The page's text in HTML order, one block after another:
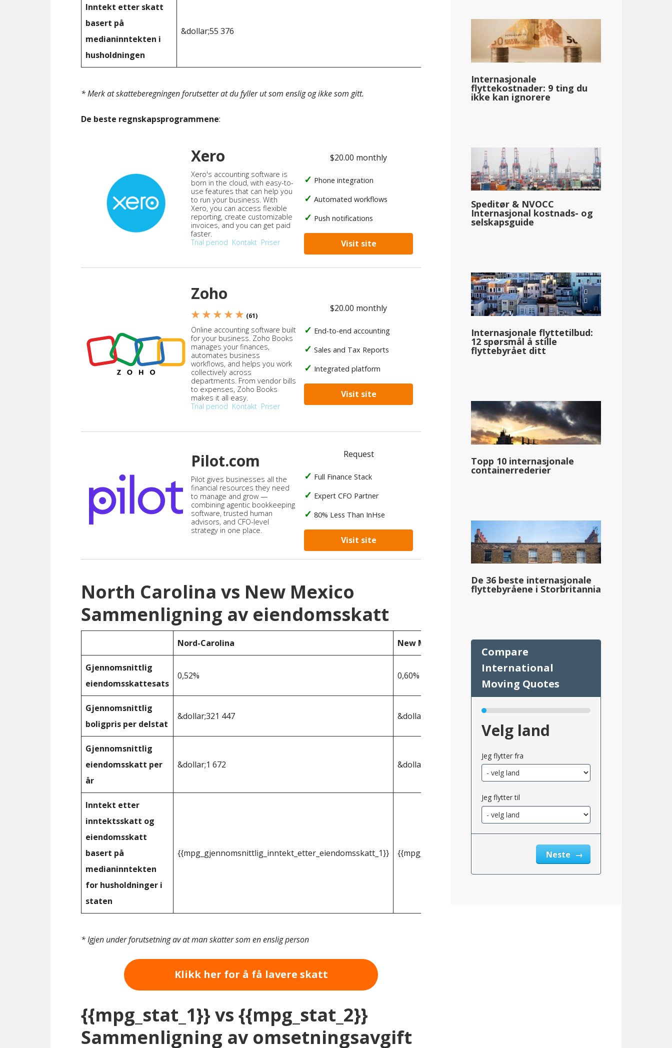
Inntekt etter skatt
basert på
medianinntekten i
husholdningen
&dollar;55 376
* Merk at skatteberegningen forutsetter at du fyller ut som enslig og ikke som gitt.
De beste regnskapsprogrammene:
Xero
Xero's accounting software is
born in the cloud, with easy-to-
use features that can help you
to run your business. With
Xero, you can access flexible
reporting, create customizable
invoices, and you can get paid
faster.
Trial period Kontakt Priser
$20.00 monthly
Phone integration
Automated workflows
Push notifications
Visit site
Zoho
★ ★ ★ ★ ★ (61)
Online accounting software built
for your business. Zoho Books
manages your finances,
automates business
workflows, and helps you work
collectively across
departments. From vendor bills
to expenses, Zoho Books
makes it all easy.
Trial period Kontakt Priser
$20.00 monthly
End-to-end accounting
Sales and Tax Reports
Integrated platform
Visit site
Pilot.com
Pilot gives businesses all the
financial resources they need
to manage and grow —
combining agentic bookkeeping
software, trusted human
advisors, and CFO-level
strategy in one place.
Request
Full Finance Stack
Expert CFO Partner
80% Less Than InHse
Visit site
North Carolina vs New Mexico
Sammenligning av eiendomsskatt
Nord-Carolina New Mexico
Gjennomsnittlig
eiendomsskattesats
0,52% 0,60%
Gjennomsnittlig
boligpris per delstat
&dollar;321 447 &dollar;293 766
Gjennomsnittlig
eiendomsskatt per
år
&dollar;1 672 &dollar;1 763
Inntekt etter
inntektsskatt og
eiendomsskatt
basert på
medianinntekten
for husholdninger i
staten
{{mpg_gjennomsnittlig_inntekt_etter_eiendomsskatt_1}} {{mpg_gjennomsnittlig_inntekt_etter_eiendomsskatt_2}}
* Igjen under forutsetning av at man skatter som en enslig person
Klikk her for å få lavere skatt
{{mpg_stat_1}} vs {{mpg_stat_2}}
Sammenligning av omsetningsavgift
Internasjonale
flyttekostnader: 9 ting du
ikke kan ignorere
Speditør & NVOCC
Internasjonal kostnads- og
selskapsguide
Internasjonale flyttetilbud:
12 spørsmål å stille
flyttebyrået ditt
Topp 10 internasjonale
containerrederier
De 36 beste internasjonale
flyttebyråene i Storbritannia
Velg land
Jeg flytter fra
Jeg flytter til
Neste